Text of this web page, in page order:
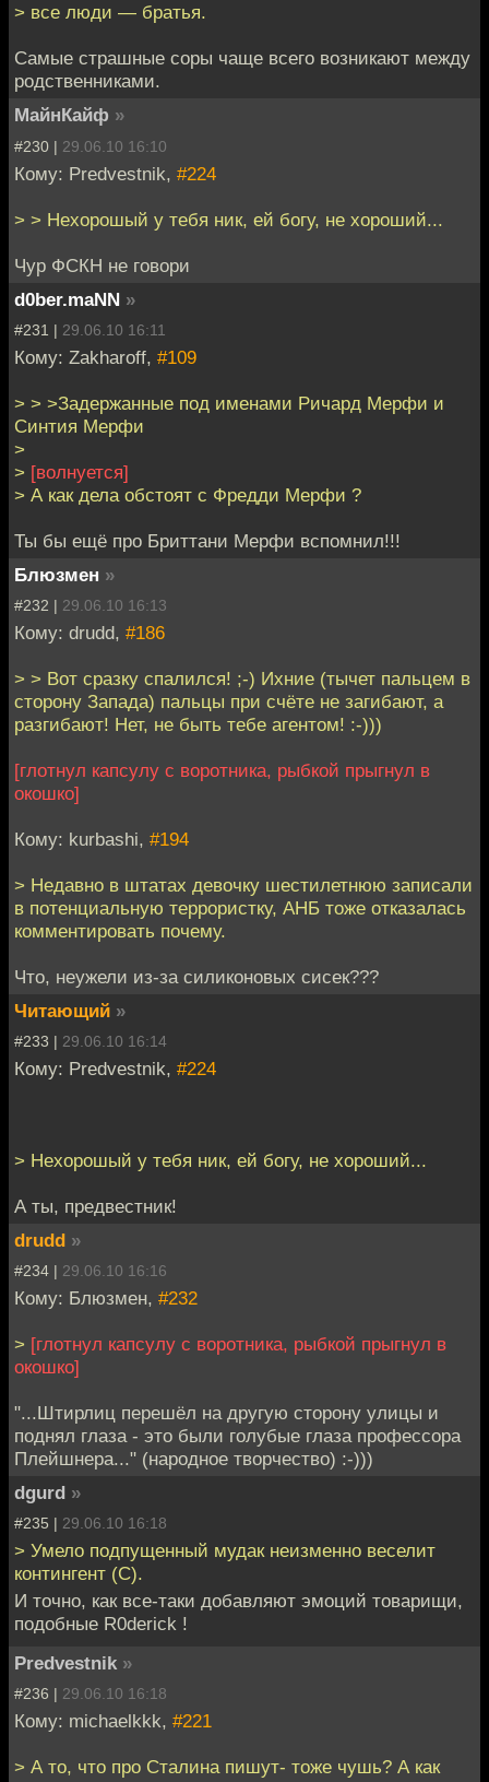
> все люди — братья.
Самые страшные соры чаще всего возникают между
родственниками.
МайнКайф »
#230 | 29.06.10 16:10
Кому: Predvestnik, #224
> > Нехорошый у тебя ник, ей богу, не хороший...
Чур ФСКН не говори
d0ber.maNN »
#231 | 29.06.10 16:11
Кому: Zakharoff, #109
> > >Задержанные под именами Ричард Мерфи и
Синтия Мерфи
>
> [волнуется]
> А как дела обстоят с Фредди Мерфи ?
Ты бы ещё про Бриттани Мерфи вспомнил!!!
Блюзмен »
#232 | 29.06.10 16:13
Кому: drudd, #186
> > Вот сразку спалился! ;-) Ихние (тычет пальцем в
сторону Запада) пальцы при счёте не загибают, а
разгибают! Нет, не быть тебе агентом! :-)))
[глотнул капсулу с воротника, рыбкой прыгнул в
окошко]
Кому: kurbashi, #194
> Недавно в штатах девочку шестилетнюю записали
в потенциальную террористку, АНБ тоже отказалась
комментировать почему.
Что, неужели из-за силиконовых сисек???
Читающий »
#233 | 29.06.10 16:14
Кому: Predvestnik, #224
> Нехорошый у тебя ник, ей богу, не хороший...
А ты, предвестник!
drudd »
#234 | 29.06.10 16:16
Кому: Блюзмен, #232
> [глотнул капсулу с воротника, рыбкой прыгнул в
окошко]
"...Штирлиц перешёл на другую сторону улицы и
поднял глаза - это были голубые глаза профессора
Плейшнера..." (народное творчество) :-)))
dgurd »
#235 | 29.06.10 16:18
> Умело подпущенный мудак неизменно веселит
контингент (C).
И точно, как все-таки добавляют эмоций товарищи,
подобные R0derick !
Predvestnik »
#236 | 29.06.10 16:18
Кому: michaelkkk, #221
> А то, что про Сталина пишут- тоже чушь? А как